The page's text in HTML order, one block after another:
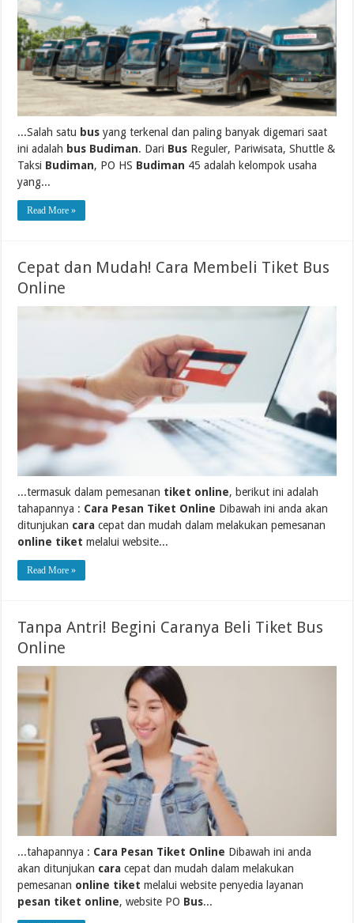
...Salah satu bus yang terkenal dan paling banyak digemari saat
ini adalah bus Budiman. Dari Bus Reguler, Pariwisata, Shuttle &
Taksi Budiman, PO HS Budiman 45 adalah kelompok usaha
yang...
Read More »
Cepat dan Mudah! Cara Membeli Tiket Bus
Online
...termasuk dalam pemesanan tiket online, berikut ini adalah
tahapannya : Cara Pesan Tiket Online Dibawah ini anda akan
ditunjukan cara cepat dan mudah dalam melakukan pemesanan
online tiket melalui website...
Read More »
Tanpa Antri! Begini Caranya Beli Tiket Bus
Online
...tahapannya : Cara Pesan Tiket Online Dibawah ini anda
akan ditunjukan cara cepat dan mudah dalam melakukan
pemesanan online tiket melalui website penyedia layanan
pesan tiket online, website PO Bus...